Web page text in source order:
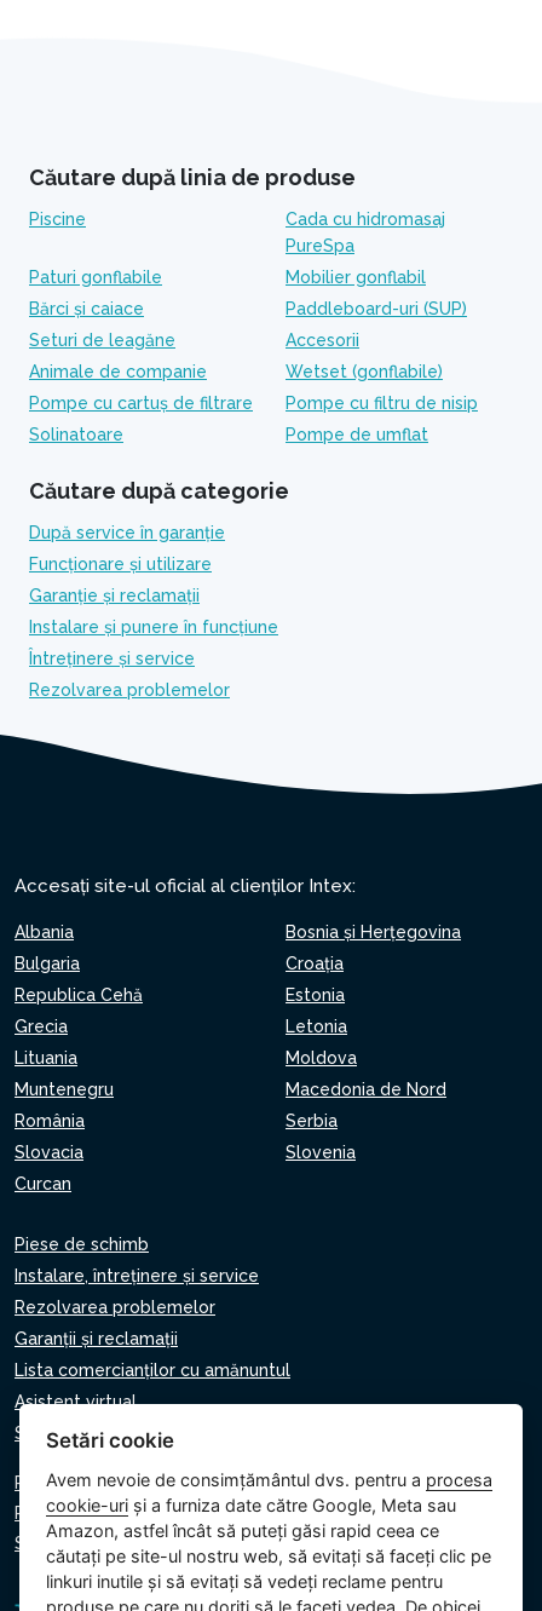
Căutare după linia de produse
Piscine
Cada cu hidromasaj
PureSpa
Paturi gonflabile
Mobilier gonflabil
Bărci și caiace
Paddleboard-uri (SUP)
Seturi de leagăne
Accesorii
Animale de companie
Wetset (gonflabile)
Pompe cu cartuș de filtrare
Pompe cu filtru de nisip
Solinatoare
Pompe de umflat
Căutare după categorie
După service în garanție
Funcționare și utilizare
Garanție și reclamații
Instalare și punere în funcțiune
Întreținere și service
Rezolvarea problemelor
Accesați site-ul oficial al clienților Intex:
Albania
Bosnia și Herțegovina
Bulgaria
Croaţia
Republica Cehă
Estonia
Grecia
Letonia
Lituania
Moldova
Muntenegru
Macedonia de Nord
România
Serbia
Slovacia
Slovenia
Curcan
Piese de schimb
Instalare, întreținere și service
Rezolvarea problemelor
Garanții și reclamații
Lista comercianților cu amănuntul
Asistent virtual
Scrie-ne
Politica de confidențialitate
Politica privind cookie-urile
Setări cookie
Setări cookie
Avem nevoie de consimțământul dvs. pentru a procesa
cookie-uri și a furniza date către Google, Meta sau
Amazon, astfel încât să puteți găsi rapid ceea ce
căutați pe site-ul nostru web, să evitați să faceți clic pe
linkuri inutile și să evitați să vedeți reclame pentru
produse pe care nu doriți să le faceți vedea. De obicei,